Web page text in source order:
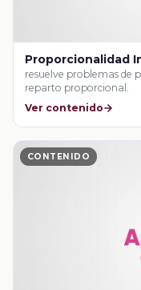
Proporcionalidad
resuelve problemas de
reparto proporcional.
Ver contenido
CONTENIDO